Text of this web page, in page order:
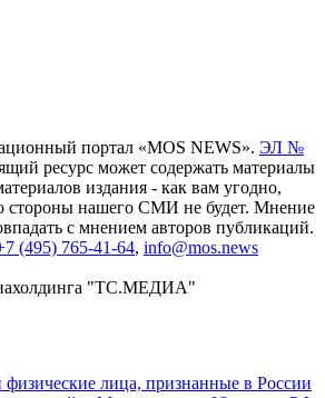
портал «MOS NEWS». ЭЛ №
ресурс может содержать материалы
издания - как вам угодно,
стороны нашего СМИ не будет. Мнение
с мнением авторов публикаций.
(495) 765-41-64, info@mos.news
"ТС.МЕДИА"
лица, признанные в России